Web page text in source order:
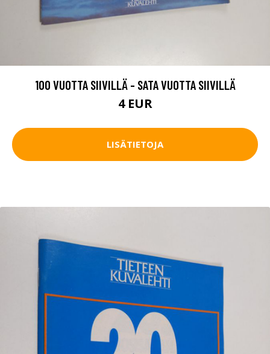
100 VUOTTA SIIVILLÄ - SATA VUOTTA SIIVILLÄ
4 EUR
LISÄTIETOJA